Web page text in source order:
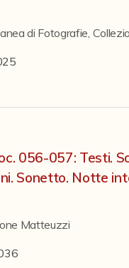
di Fotografie,
056-057: Testi.
Sonetto. Notte
Matteuzzi